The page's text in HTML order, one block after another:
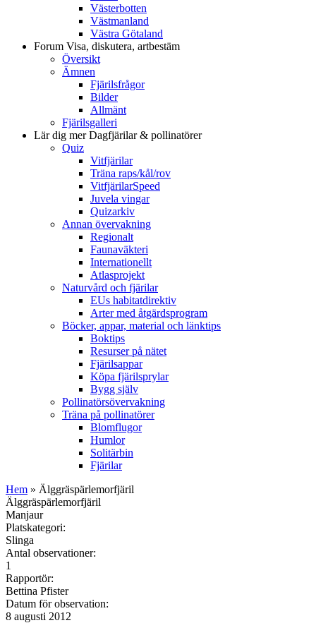
Västerbotten
Västmanland
Västra Götaland
Forum Visa, diskutera, artbestäm
Översikt
Ämnen
Fjärilsfrågor
Bilder
Allmänt
Fjärilsgalleri
Lär dig merDagfjärilar & pollinatörer
Quiz
Vitfjärilar
Träna raps/kål/rov
VitfjärilarSpeed
Juvela vingar
Quizarkiv
Annan övervakning
Regionalt
Faunaväkteri
Internationellt
Atlasprojekt
Naturvård och fjärilar
EUs habitatdirektiv
Arter med åtgärdsprogram
Böcker, appar, material och länktips
Boktips
Resurser på nätet
Fjärilsappar
Köpa fjärilsprylar
Bygg själv
Pollinatörsövervakning
Träna på pollinatörer
Blomflugor
Humlor
Solitärbin
Fjärilar
Hem » Älggräspärlemorfjäril
Älggräspärlemorfjäril
Manjaur
Platskategori:
Slinga
Antal observationer:
1
Rapportör:
Bettina Pfister
Datum för observation:
8 augusti 2012